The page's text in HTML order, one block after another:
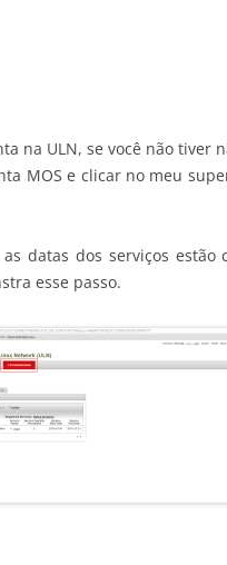
na ULN, se você não
MOS e clicar no meu
datas dos serviços
esse passo.